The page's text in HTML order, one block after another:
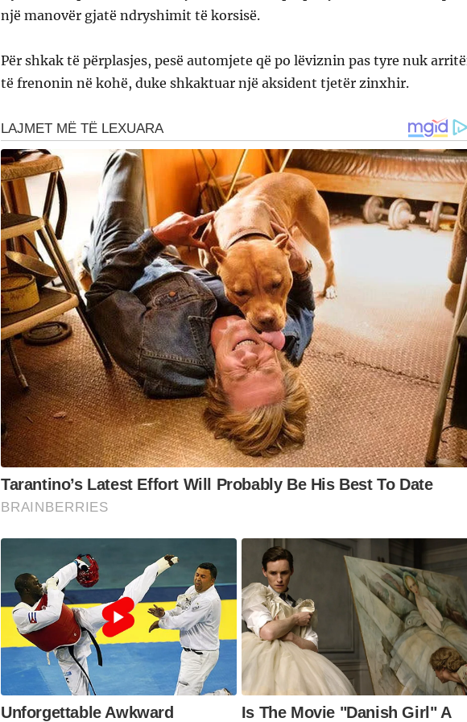
një manovër gjatë ndryshimit të korsisë.
Për shkak të përplasjes, pesë automjete që po lëviznin pas tyre nuk
të frenonin në kohë, duke shkaktuar një aksident tjetër zinxhir.